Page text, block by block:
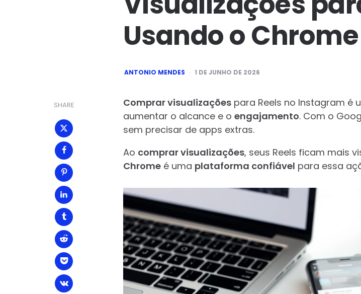
Usando o Chrome
POSTED
BY
ANTONIO MENDES 1 DE JUNHO DE 2026
SHARE Comprar visualizaçõespara Reels no Instagram é
aumentar o alcance e o engajamento. Com o
sem precisar de apps extras.
Ao comprar visualizações, seus Reels ficam mais
Chromeé uma plataforma confiável para essa